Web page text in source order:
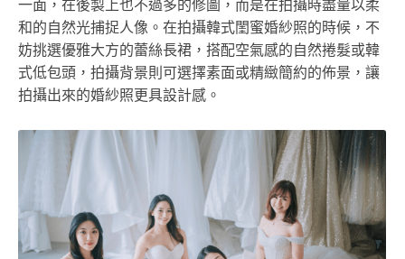
一面，在後製上也不過多的修圖，而是在拍攝時盡量以柔
和的自然光捕捉人像。在拍攝韓式閨蜜婚紗照的時候，不
妨挑選優雅大方的蕾絲長裙，搭配空氣感的自然捲髮或韓
式低包頭，拍攝背景則可選擇素面或精緻簡約的佈景，讓
拍攝出來的婚紗照更具設計感。